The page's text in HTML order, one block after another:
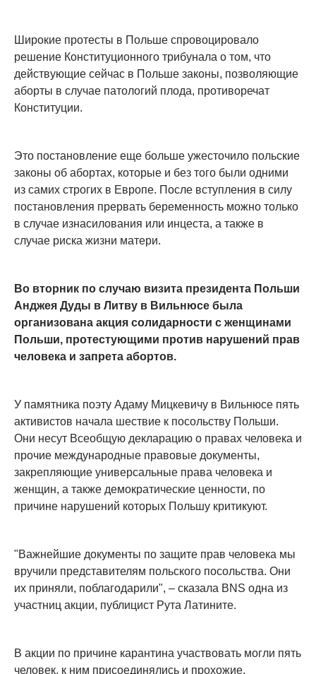
Широкие протесты в Польше спровоцировало
решение Конституционного трибунала о том, что
действующие сейчас в Польше законы, позволяющие
аборты в случае патологий плода, противоречат
Конституции.
Это постановление еще больше ужесточило польские
законы об абортах, которые и без того были одними
из самих строгих в Европе. После вступления в силу
постановления прервать беременность можно только
в случае изнасилования или инцеста, а также в
случае риска жизни матери.
Во вторник по случаю визита президента Польши
Анджея Дуды в Литву в Вильнюсе была
организована акция солидарности с женщинами
Польши, протестующими против нарушений прав
человека и запрета абортов.
У памятника поэту Адаму Мицкевичу в Вильнюсе пять
активистов начала шествие к посольству Польши.
Они несут Всеобщую декларацию о правах человека и
прочие международные правовые документы,
закрепляющие универсальные права человека и
женщин, а также демократические ценности, по
причине нарушений которых Польшу критикуют.
"Важнейшие документы по защите прав человека мы
вручили представителям польского посольства. Они
их приняли, поблагодарили", – сказала BNS одна из
участниц акции, публицист Рута Латините.
В акции по причине карантина участвовать могли пять
человек, к ним присоединялись и прохожие.